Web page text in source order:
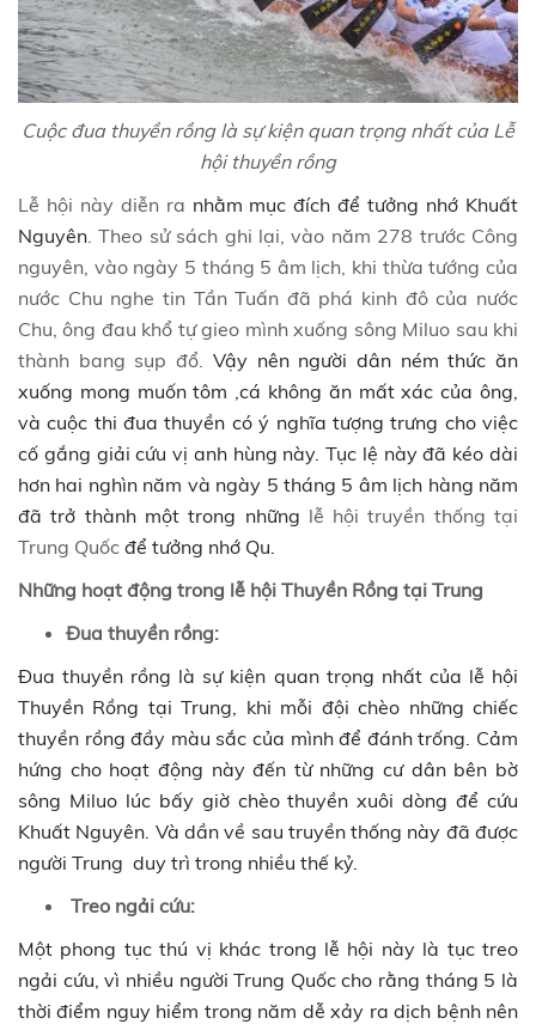
Cuộc đua thuyền rồng là sự kiện quan trọng nhất của Lễ
hội thuyền rồng
Lễ hội này diễn ra nhằm mục đích để tưởng nhớ Khuất
Nguyên . Theo sử sách ghi lại, vào năm 278 trước Công
nguyên, vào ngày 5 tháng 5 âm lịch, khi thừa tướng của
nước Chu nghe tin Tần Tuấn đã phá kinh đô của nước
Chu, ông đau khổ tự gieo mình xuống sông Miluo sau khi
thành bang sụp đổ. Vậy nên người dân ném thức ăn
xuống mong muốn tôm ,cá không ăn mất xác của ông,
và cuộc thi đua thuyền có ý nghĩa tượng trưng cho việc
cố gắng giải cứu vị anh hùng này. Tục lệ này đã kéo dài
hơn hai nghìn năm và ngày 5 tháng 5 âm lịch hàng năm
đã trở thành một trong những lễ hội truyền thống tại
Trung Quốc để tưởng nhớ Qu.
Những hoạt động trong lễ hội Thuyền Rồng tại Trung
Đua thuyền rồng:
Đua thuyền rồng là sự kiện quan trọng nhất của lễ hội
Thuyền Rồng tại Trung, khi mỗi đội chèo những chiếc
thuyền rồng đầy màu sắc của mình để đánh trống. Cảm
hứng cho hoạt động này đến từ những cư dân bên bờ
sông Miluo lúc bấy giờ chèo thuyền xuôi dòng để cứu
Khuất Nguyên. Và dần về sau truyền thống này đã được
người Trung duy trì trong nhiều thế kỷ.
Treo ngải cứu:
Một phong tục thú vị khác trong lễ hội này là tục treo
ngải cứu, vì nhiều người Trung Quốc cho rằng tháng 5 là
thời điểm nguy hiểm trong năm dễ xảy ra dịch bệnh nên